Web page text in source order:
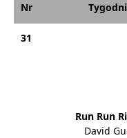
Nr
31
Run Run
David